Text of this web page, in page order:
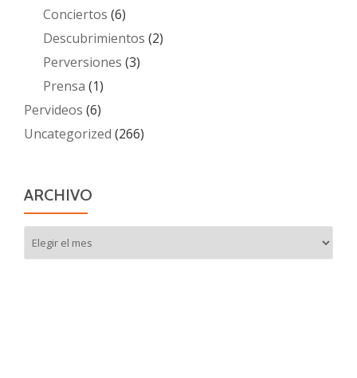
Conciertos (6)
Descubrimientos (2)
Perversiones (3)
Prensa (1)
Pervideos (6)
Uncategorized (266)
ARCHIVO